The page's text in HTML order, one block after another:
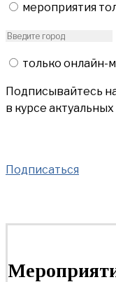
мероприятия
только онлайн-
Подписывайтесь
в курсе
Подписаться